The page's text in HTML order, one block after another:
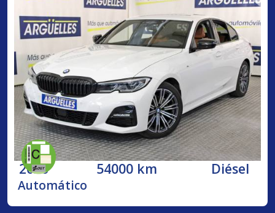
2020 54000 km Diésel
Automático